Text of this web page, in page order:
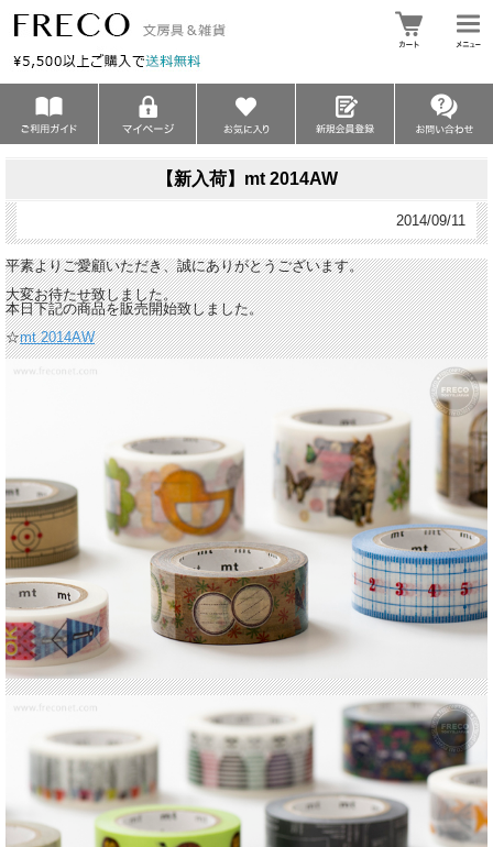
【新入荷】mt 2014AW
2014/09/11
平素よりご愛顧いただき、誠にありがとうございます。
大変お待たせ致しました。
本日下記の商品を販売開始致しました。
☆mt 2014AW